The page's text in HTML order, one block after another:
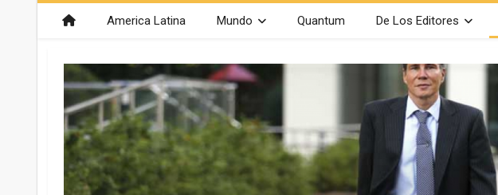
America Latina Mundo Quantum De Los Editores